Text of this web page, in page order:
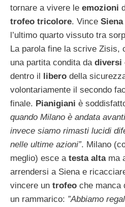
tornare a vivere le emozioni
trofeo tricolore. Vince Siena
l’ultimo quarto vissuto tra
La parola fine la scrive Zisis,
una partita condita da diversi
dentro il
libero della
volontariamente il secondo
finale. Pianigiani è
quando Milano è andata
invece siamo rimasti lucidi
nelle ultime azioni”. Milano
meglio) esce a testa altama
arrendersi a Siena e
vincere un trofeo che manca
un rammarico: ”Abbiamo